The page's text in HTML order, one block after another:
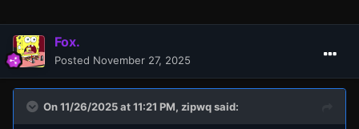
Fox.
Posted November 27, 2025
On 11/26/2025 at 11:21 PM, zipwqsaid: